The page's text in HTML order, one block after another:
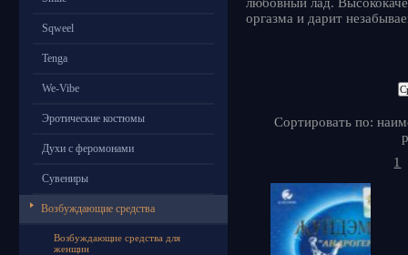
Sqweel
Tenga
We-Vibe
Эротические костюмы
Духи с феромонами
Сувениры
Возбуждающие средства
Возбуждающие средства для
женщин
оргазма и дарит
Сортировать по:
1